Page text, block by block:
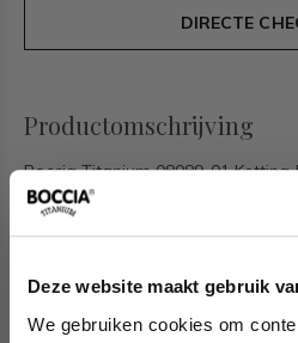
Deze website maakt gebruik
We gebruiken cookies om
DIRECTE
Productomschrijving
Boccia Titanium 08089-01 Ketting
ketting van Boccia Titanium is
sieradencollectie! Wat deze mat/
heeft met daartussen vierkante
een volle en luxe uitstraling. De